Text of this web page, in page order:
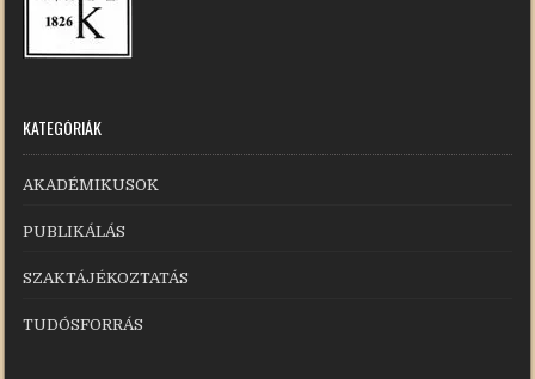
KATEGÓRIÁK
AKADÉMIKUSOK
PUBLIKÁLÁS
SZAKTÁJÉKOZTATÁS
TUDÓSFORRÁS